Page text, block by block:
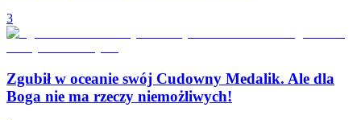
3
Zgubił w oceanie swój Cudowny Medalik. Ale dla
Boga nie ma rzeczy niemożliwych!